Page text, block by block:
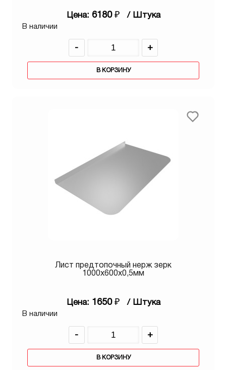
Цена: 6180 ₽ / Штука
В наличии
- +
В КОРЗИНУ
Лист предтопочный нерж зерк
1000х600х0,5мм
Цена: 1650 ₽ / Штука
В наличии
- +
В КОРЗИНУ